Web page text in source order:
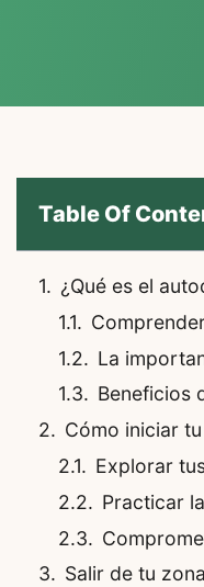
Table Of
¿Qué es el
La
Beneficios
Cómo iniciar
Explorar
Practicar
Salir de tu